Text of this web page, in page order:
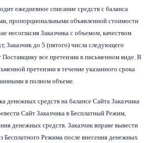
ежедневное списание средств с баланса
пропорциональными объявленной стоимости
несогласия Заказчика с объемом, качеством
Заказчик до 5 (пятого) числа следующего
Поставщику все претензии в письменном виде. В
претензии в течение указанного срока
в полном объеме.
денежных средств на балансе Сайта Заказчика
Сайт Заказчика в Бесплатный Режим,
денежных средств. Заказчик вправе вывести
Бесплатного Режима после внесения денежных